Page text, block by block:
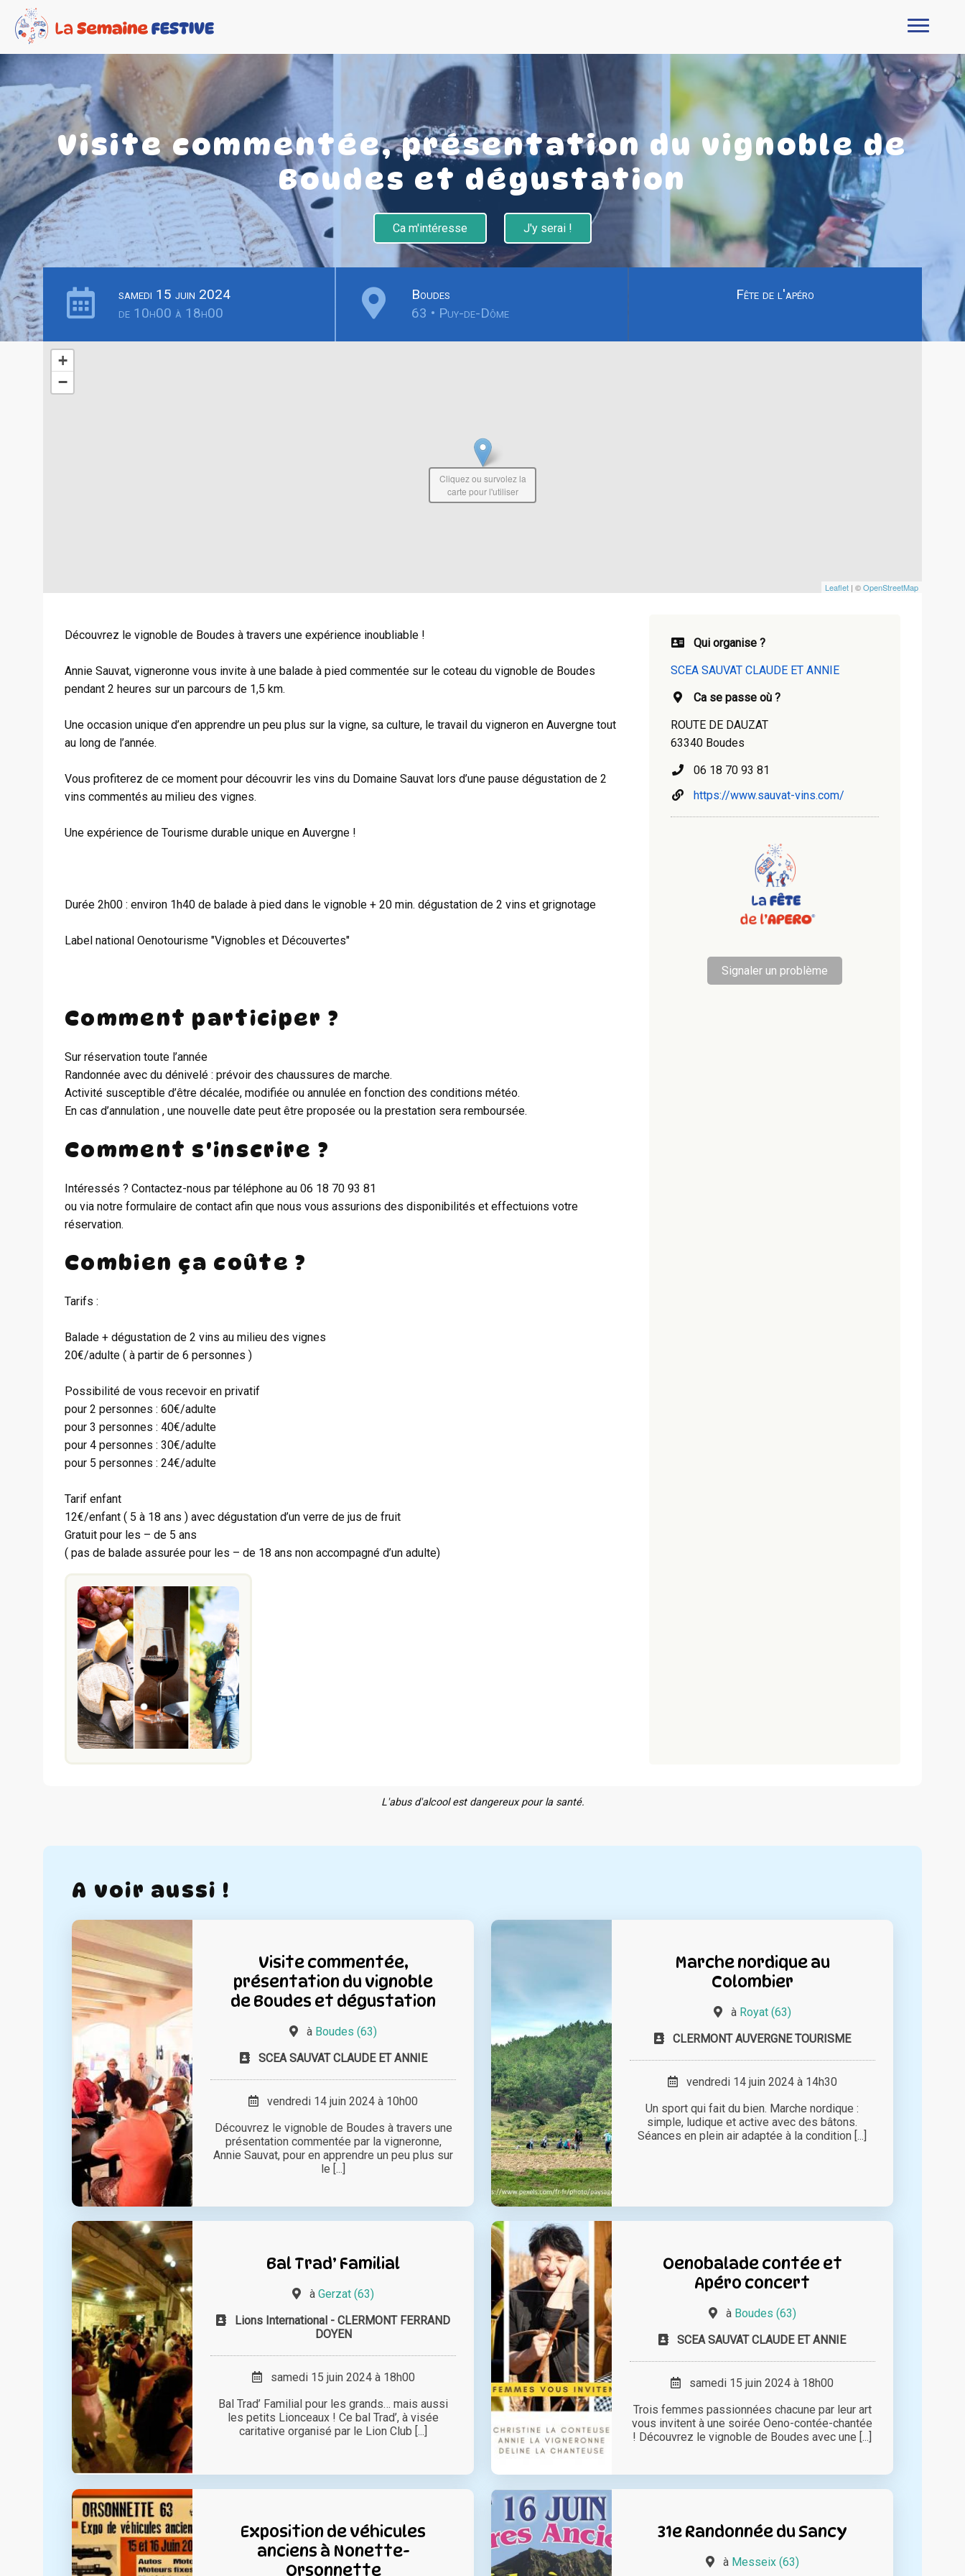
Visite commentée, présentation du vignoble de
Boudes et dégustation
Ca m'intéresse J'y serai !
samedi 15 juin 2024
de 10h00 à 18h00
Boudes
63 • Puy-de-Dôme
Fête de l'apéro
+
−
Leaflet | ©OpenStreetMap
Cliquez ou survolez la
carte pour l'utiliser
Découvrez le vignoble de Boudes à travers une expérience inoubliable !
Annie Sauvat, vigneronne vous invite à une balade à pied commentée sur le coteau du vignoble de Boudes
pendant 2 heures sur un parcours de 1,5 km.
Une occasion unique d’en apprendre un peu plus sur la vigne, sa culture, le travail du vigneron en Auvergne tout
au long de l’année.
Vous profiterez de ce moment pour découvrir les vins du Domaine Sauvat lors d’une pause dégustation de 2
vins commentés au milieu des vignes.
Une expérience de Tourisme durable unique en Auvergne !
Durée 2h00 : environ 1h40 de balade à pied dans le vignoble + 20 min. dégustation de 2 vins et grignotage
Label national Oenotourisme "Vignobles et Découvertes"
Comment participer ?
Sur réservation toute l’année
Randonnée avec du dénivelé : prévoir des chaussures de marche.
Activité susceptible d’être décalée, modifiée ou annulée en fonction des conditions météo.
En cas d’annulation , une nouvelle date peut être proposée ou la prestation sera remboursée.
Comment s'inscrire ?
Intéressés ? Contactez-nous par téléphone au 06 18 70 93 81
ou via notre formulaire de contact afin que nous vous assurions des disponibilités et effectuions votre
réservation.
Combien ça coûte ?
Tarifs :
Balade + dégustation de 2 vins au milieu des vignes
20€/adulte ( à partir de 6 personnes )
Possibilité de vous recevoir en privatif
pour 2 personnes : 60€/adulte
pour 3 personnes : 40€/adulte
pour 4 personnes : 30€/adulte
pour 5 personnes : 24€/adulte
Tarif enfant
12€/enfant ( 5 à 18 ans ) avec dégustation d’un verre de jus de fruit
Gratuit pour les – de 5 ans
( pas de balade assurée pour les – de 18 ans non accompagné d’un adulte)
Qui organise ?
SCEA SAUVAT CLAUDE ET ANNIE
Ca se passe où ?
ROUTE DE DAUZAT
63340 Boudes
06 18 70 93 81
https://www.sauvat-vins.com/
Signaler un problème
L'abus d'alcool est dangereux pour la santé.
A voir aussi !
Visite commentée,
présentation du vignoble
de Boudes et dégustation
à Boudes (63)
SCEA SAUVAT CLAUDE ET ANNIE
vendredi 14 juin 2024 à 10h00
Découvrez le vignoble de Boudes à travers une
présentation commentée par la vigneronne,
Annie Sauvat, pour en apprendre un peu plus sur
le [...]
Marche nordique au
Colombier
à Royat (63)
CLERMONT AUVERGNE TOURISME
vendredi 14 juin 2024 à 14h30
Un sport qui fait du bien. Marche nordique :
simple, ludique et active avec des bâtons.
Séances en plein air adaptée à la condition [...]
Bal Trad’ Familial
àGerzat (63)
Lions International - CLERMONT FERRAND
DOYEN
samedi 15 juin 2024 à 18h00
Bal Trad’ Familial pour les grands… mais aussi
les petits Lionceaux ! Ce bal Trad’, à visée
caritative organisé par le Lion Club [...]
Oenobalade contée et
Apéro concert
à Boudes (63)
SCEA SAUVAT CLAUDE ET ANNIE
samedi 15 juin 2024 à 18h00
Trois femmes passionnées chacune par leur art
vous invitent à une soirée Oeno-contée-chantée
! Découvrez le vignoble de Boudes avec une [...]
Exposition de véhicules
anciens à Nonette-
Orsonnette
31e Randonnée du Sancy
à Messeix (63)